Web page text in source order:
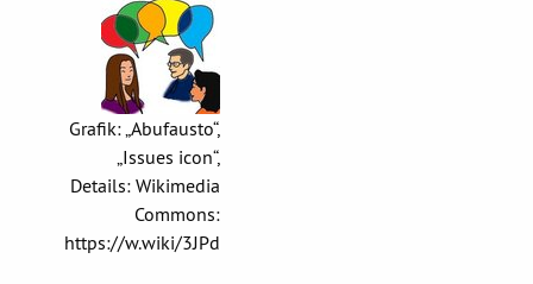
Grafik: „Abufausto“,
„Issues icon“,
Details: Wikimedia
Commons:
https://w.wiki/3JPd